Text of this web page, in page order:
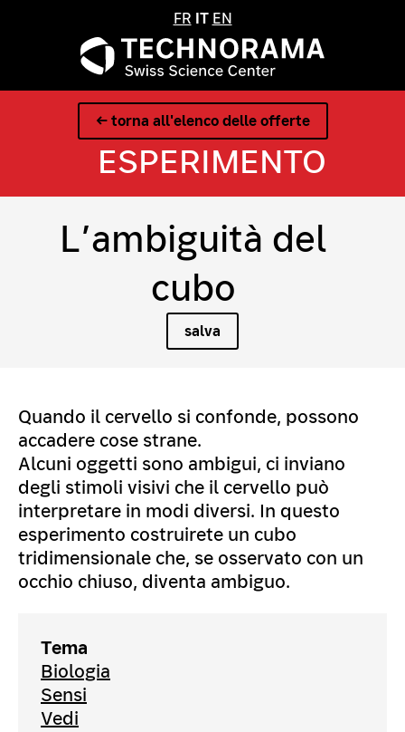
FR IT EN
← torna all'elenco delle offerte
ESPERIMENTO
L’ambiguità del
cubo
salva
Quando il cervello si confonde, possono
accadere cose strane.
Alcuni oggetti sono ambigui, ci inviano
degli stimoli visivi che il cervello può
interpretare in modi diversi. In questo
esperimento costruirete un cubo
tridimensionale che, se osservato con un
occhio chiuso, diventa ambiguo.
Tema
Biologia
Sensi
Vedi